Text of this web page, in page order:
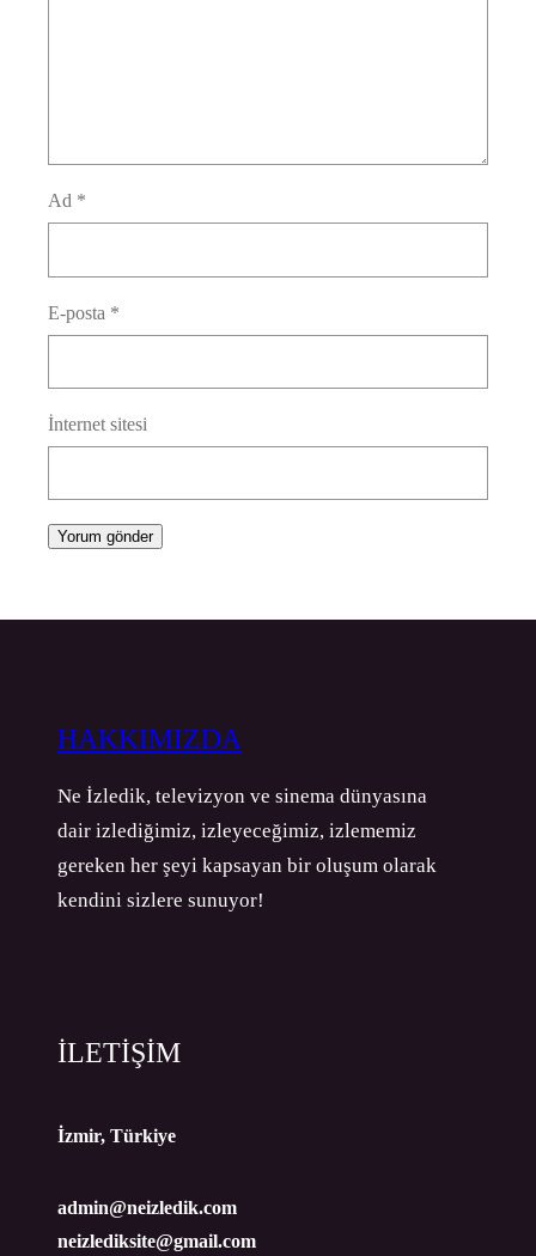
Ad *
E-posta *
İnternet sitesi
HAKKIMIZDA
Ne İzledik, televizyon ve sinema dünyasına
dair izlediğimiz, izleyeceğimiz, izlememiz
gereken her şeyi kapsayan bir oluşum olarak
kendini sizlere sunuyor!
İLETİŞİM
İzmir, Türkiye
admin@neizledik.com
neizlediksite@gmail.com